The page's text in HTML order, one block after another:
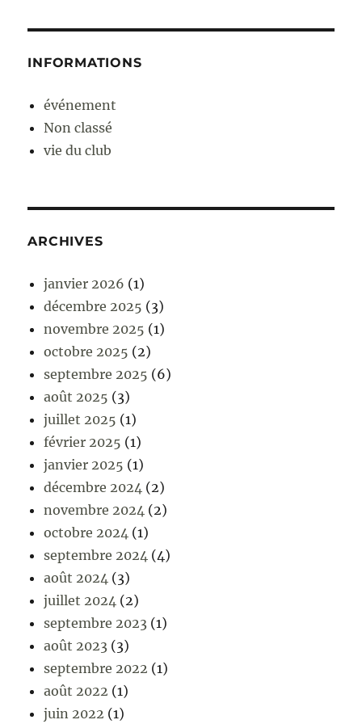
INFORMATIONS
événement
Non classé
vie du club
ARCHIVES
janvier 2026 (1)
décembre 2025 (3)
novembre 2025 (1)
octobre 2025 (2)
septembre 2025 (6)
août 2025 (3)
juillet 2025 (1)
février 2025 (1)
janvier 2025 (1)
décembre 2024 (2)
novembre 2024 (2)
octobre 2024 (1)
septembre 2024 (4)
août 2024 (3)
juillet 2024 (2)
septembre 2023 (1)
août 2023 (3)
septembre 2022 (1)
août 2022 (1)
juin 2022 (1)